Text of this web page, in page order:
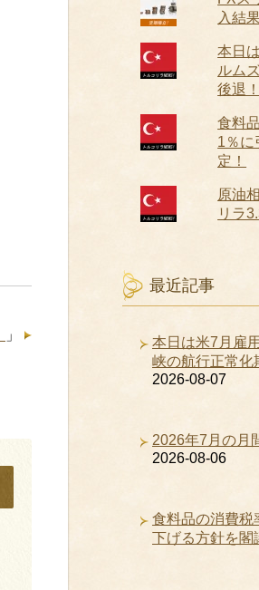
」
入結
本日
ルム
後退！
食料
1％に
定！
原油
リラ
最近記事
本日は米7月雇
峡の航行正常化
2026-08-07
2026年7月の月
2026-08-06
食料品の消費税
下げる方針を閣